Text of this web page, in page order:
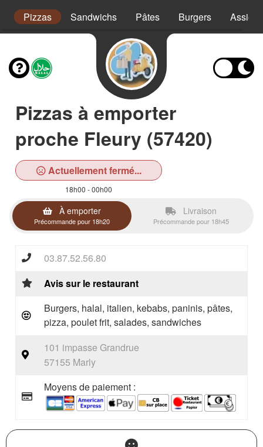
Pizzas Sandwichs Pâtes Burgers
Pizzas à emporter
proche Fleury (57420)
Actuellement fermé...
18h00 - 00h00
À emporter
Précommande pour 18h20
Livraison
Précommande pour 18h45
03.87.52.56.80
Avis sur le restaurant
Burgers, halal, italien, kebabs, paninis, pâtes,
pizza, poulet frit, salades, sandwiches
101 impasse Grandrue
57155 Marly
Moyens de paiement :